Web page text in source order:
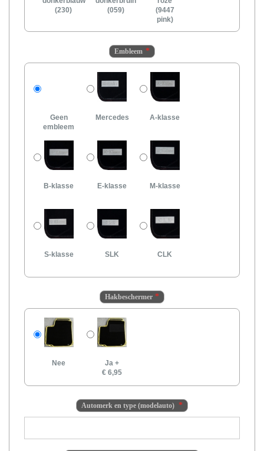
(230)
(059)
(9447
pink)
Embleem
Geen
embleem
Mercedes A-klasse
B-klasse E-klasse M-klasse
S-klasse SLK CLK
Hakbeschermer
Nee Ja +
€ 6,95
Automerk en type (modelauto)